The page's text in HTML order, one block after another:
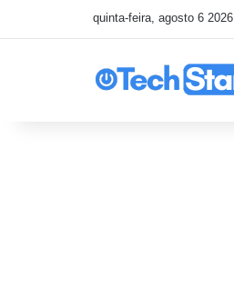
quinta-feira, agosto 6 2026